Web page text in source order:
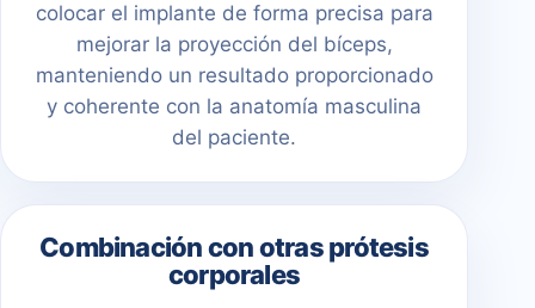
colocar el implante de forma precisa para
mejorar la proyección del bíceps,
manteniendo un resultado proporcionado
y coherente con la anatomía masculina
del paciente.
Combinación con otras prótesis
corporales